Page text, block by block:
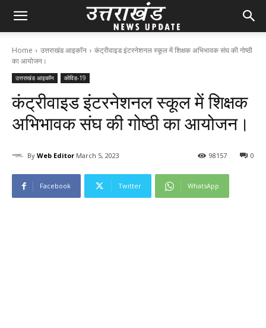
Home उत्तराखंड आइकॉन
कंट्रीवाइड इंटरनेशनल स्कूल में शिक्षक अभिभावक संघ की गोष्ठी
का आयोजन।
उत्तराखंड आइकॉन कोविड-19
कंट्रीवाइड इंटरनेशनल स्कूल में शिक्षक
अभिभावक संघ की गोष्ठी का आयोजन।
By Web Editor March 5, 2023 0
98157
Facebook Twitter WhatsApp